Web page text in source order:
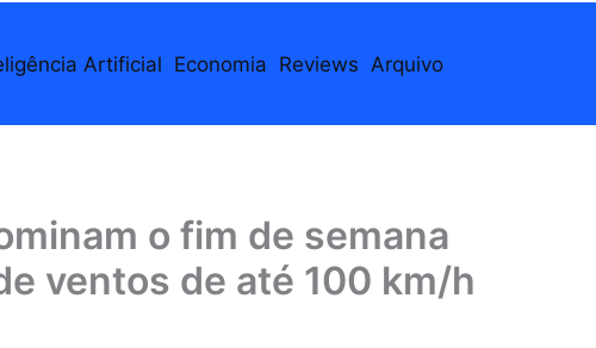
Artificial Economia Reviews Arquivo
o fim de semana
ventos de até 100 km/h